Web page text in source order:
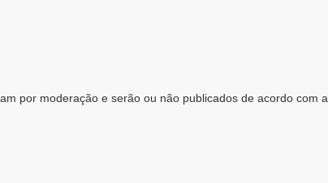
por moderação e serão ou não publicados de acordo com a